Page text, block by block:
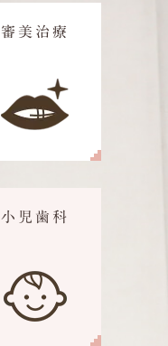
審美治療
小児歯科